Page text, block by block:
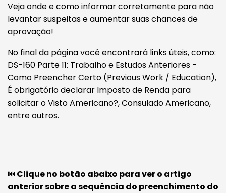
Veja onde e como informar corretamente para não
levantar suspeitas e aumentar suas chances de
aprovação!
No final da página você encontrará links úteis, como:
DS-160 Parte 11: Trabalho e Estudos Anteriores -
Como Preencher Certo (Previous Work / Education),
É obrigatório declarar Imposto de Renda para
solicitar o Visto Americano?, Consulado Americano,
entre outros.
⏮️ Clique no botão abaixo para ver o artigo
anterior sobre a sequência do preenchimento do